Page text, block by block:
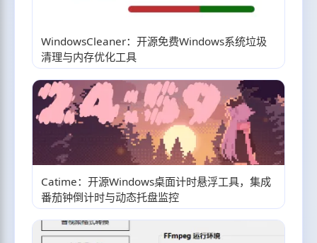
WindowsCleaner：开源免费Windows系统垃圾
清理与内存优化工具
Catime：开源Windows桌面计时悬浮工具，集成
番茄钟倒计时与动态托盘监控